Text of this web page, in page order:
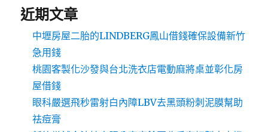
近期文章
中壢房屋二胎的LINDBERG鳳山借錢確保設備新竹
急用錢
桃園客製化沙發與台北洗衣店電動麻將桌並彰化房
屋借錢
眼科嚴選飛秒雷射白內障LBV去黑頭粉刺泥膜幫助
祛痘膏